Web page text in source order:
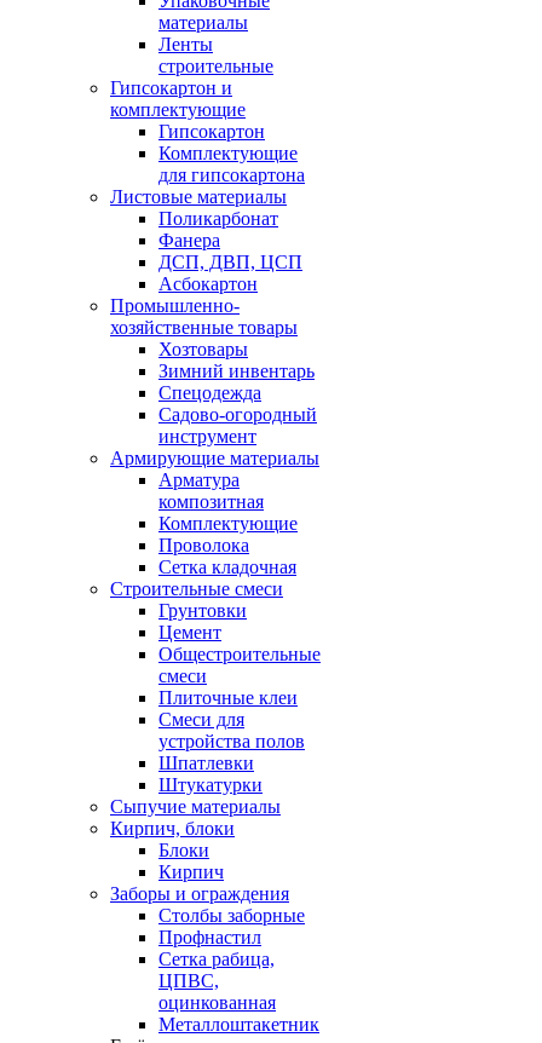
материалы
Ленты
строительные
Гипсокартон и
комплектующие
Гипсокартон
Комплектующие
для гипсокартона
Листовые материалы
Поликарбонат
Фанера
ДСП, ДВП, ЦСП
Асбокартон
Промышленно-
хозяйственные товары
Хозтовары
Зимний инвентарь
Спецодежда
Садово-огородный
инструмент
Армирующие материалы
Арматура
композитная
Комплектующие
Проволока
Сетка кладочная
Строительные смеси
Грунтовки
Цемент
Общестроительные
смеси
Плиточные клеи
Смеси для
устройства полов
Шпатлевки
Штукатурки
Сыпучие материалы
Кирпич, блоки
Блоки
Кирпич
Заборы и ограждения
Столбы заборные
Профнастил
Сетка рабица,
ЦПВС,
оцинкованная
Металлоштакетник